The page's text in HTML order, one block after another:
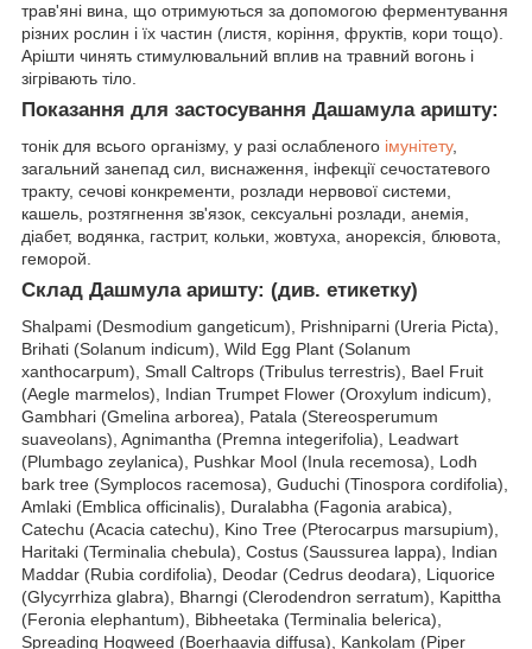
трав'яні вина, що отримуються за допомогою ферментування
різних рослин і їх частин (листя, коріння, фруктів, кори тощо).
Арішти чинять стимулювальний вплив на травний вогонь і
зігрівають тіло.
Показання для застосування Дашамула аришту:
тонік для всього організму, у разі ослабленого імунітету,
загальний занепад сил, виснаження, інфекції сечостатевого
тракту, сечові конкременти, розлади нервової системи,
кашель, розтягнення зв'язок, сексуальні розлади, анемія,
діабет, водянка, гастрит, кольки, жовтуха, анорексія, блювота,
геморой.
Склад Дашмула аришту: (див. етикетку)
Shalpami (Desmodium gangeticum), Prishniparni (Ureria Picta),
Brihati (Solanum indicum), Wild Egg Plant (Solanum
xanthocarpum), Small Caltrops (Tribulus terrestris), Bael Fruit
(Aegle marmelos), Indian Trumpet Flower (Oroxylum indicum),
Gambhari (Gmelina arborea), Patala (Stereosperumum
suaveolans), Agnimantha (Premna integerifolia), Leadwart
(Plumbago zeylanica), Pushkar Mool (Inula recemosa), Lodh
bark tree (Symplocos racemosa), Guduchi (Tinospora cordifolia),
Amlaki (Emblica officinalis), Duralabha (Fagonia arabica),
Catechu (Acacia catechu), Kino Tree (Pterocarpus marsupium),
Haritaki (Terminalia chebula), Costus (Saussurea lappa), Indian
Maddar (Rubia cordifolia), Deodar (Cedrus deodara), Liquorice
(Glycyrrhiza glabra), Bharngi (Clerodendron serratum), Kapittha
(Feronia elephantum), Bibheetaka (Terminalia belerica),
Spreading Hogweed (Boerhaavia diffusa), Kankolam (Piper